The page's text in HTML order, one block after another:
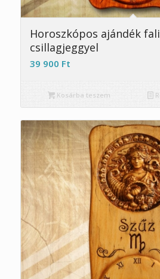
Horoszkópos ajándék
csillagjeggyel
39 900 Ft
Kosárba teszem